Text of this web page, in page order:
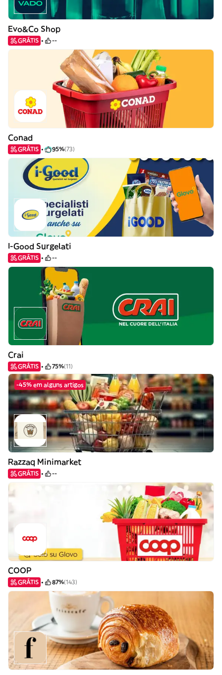
Evo&Co Shop
GRÁTIS --
Conad
GRÁTIS 95%(73)
I-Good Surgelati
GRÁTIS --
Crai
GRÁTIS 75%(11)
-45% em alguns artigos
Razzaq Minimarket
GRÁTIS --
COOP
GRÁTIS 87%(143)